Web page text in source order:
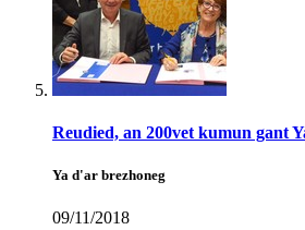
Reudied, an 200vet kumun gant
Ya d'ar brezhoneg
09/11/2018